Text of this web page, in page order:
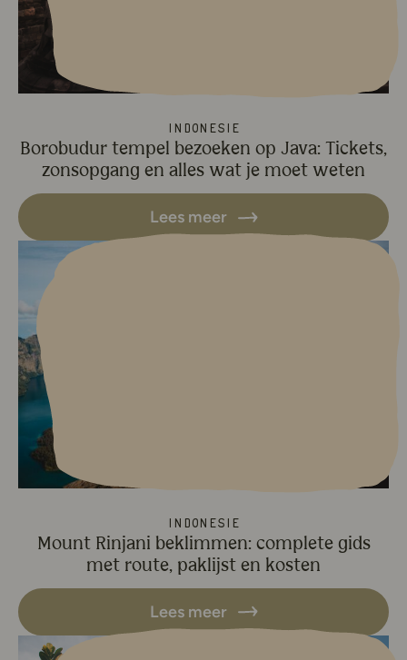
Indonesië
Borobudur tempel bezoeken op Java: Tickets,
zonsopgang en alles wat je moet weten
Lees meer
Indonesië
Mount Rinjani beklimmen: complete gids
met route, paklijst en kosten
Lees meer
Lees meer over Mount
Lees meer over Prambanan